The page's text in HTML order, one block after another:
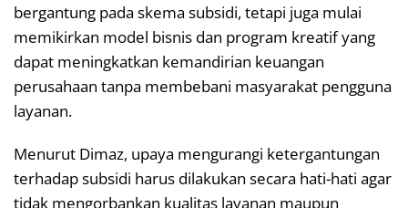
bergantung pada skema subsidi, tetapi juga mulai
memikirkan model bisnis dan program kreatif yang
dapat meningkatkan kemandirian keuangan
perusahaan tanpa membebani masyarakat pengguna
layanan.
Menurut Dimaz, upaya mengurangi ketergantungan
terhadap subsidi harus dilakukan secara hati-hati agar
tidak mengorbankan kualitas layanan maupun